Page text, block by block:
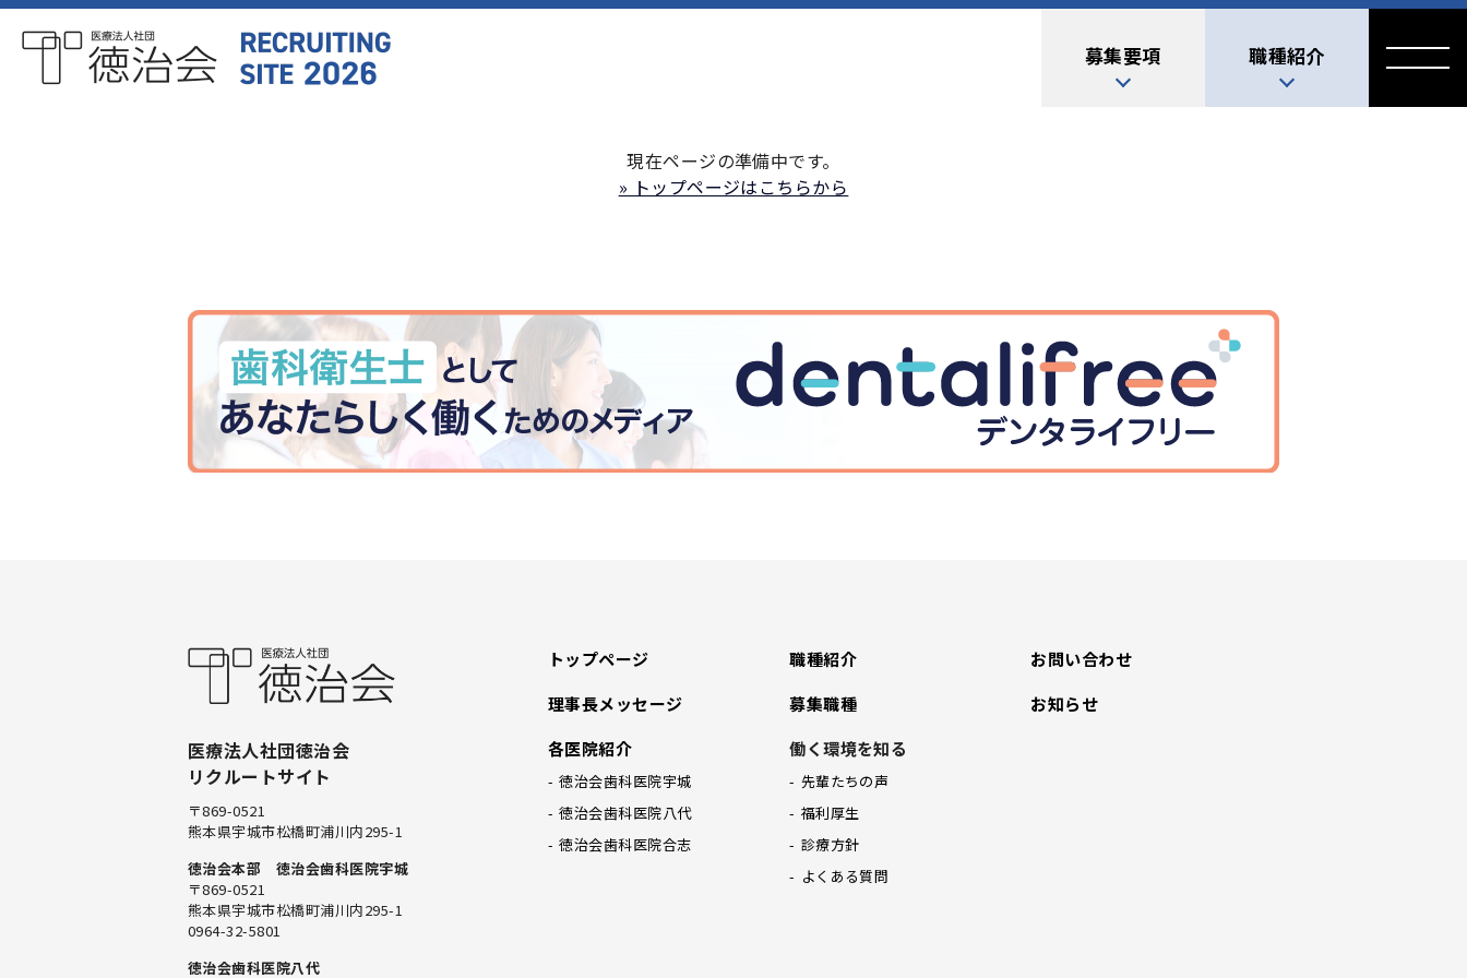
募集要項 職種紹介
NOW PRINTNG....
現在ページの準備中です。
» トップページはこちらから
医療法人社団徳治会
リクルートサイト
〒869-0521
熊本県宇城市松橋町浦川内295-1
徳治会本部 徳治会歯科医院宇城
〒869-0521
熊本県宇城市松橋町浦川内295-1
0964-32-5801
徳治会歯科医院八代
トップページ
理事長メッセージ
各医院紹介
徳治会歯科医院宇城
徳治会歯科医院八代
徳治会歯科医院合志
職種紹介
募集職種
働く環境を知る
先輩たちの声
福利厚生
診療方針
よくある質問
お問い合わせ
お知らせ